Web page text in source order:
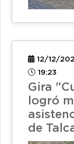
12/12/
19:23
Gira
logró
de